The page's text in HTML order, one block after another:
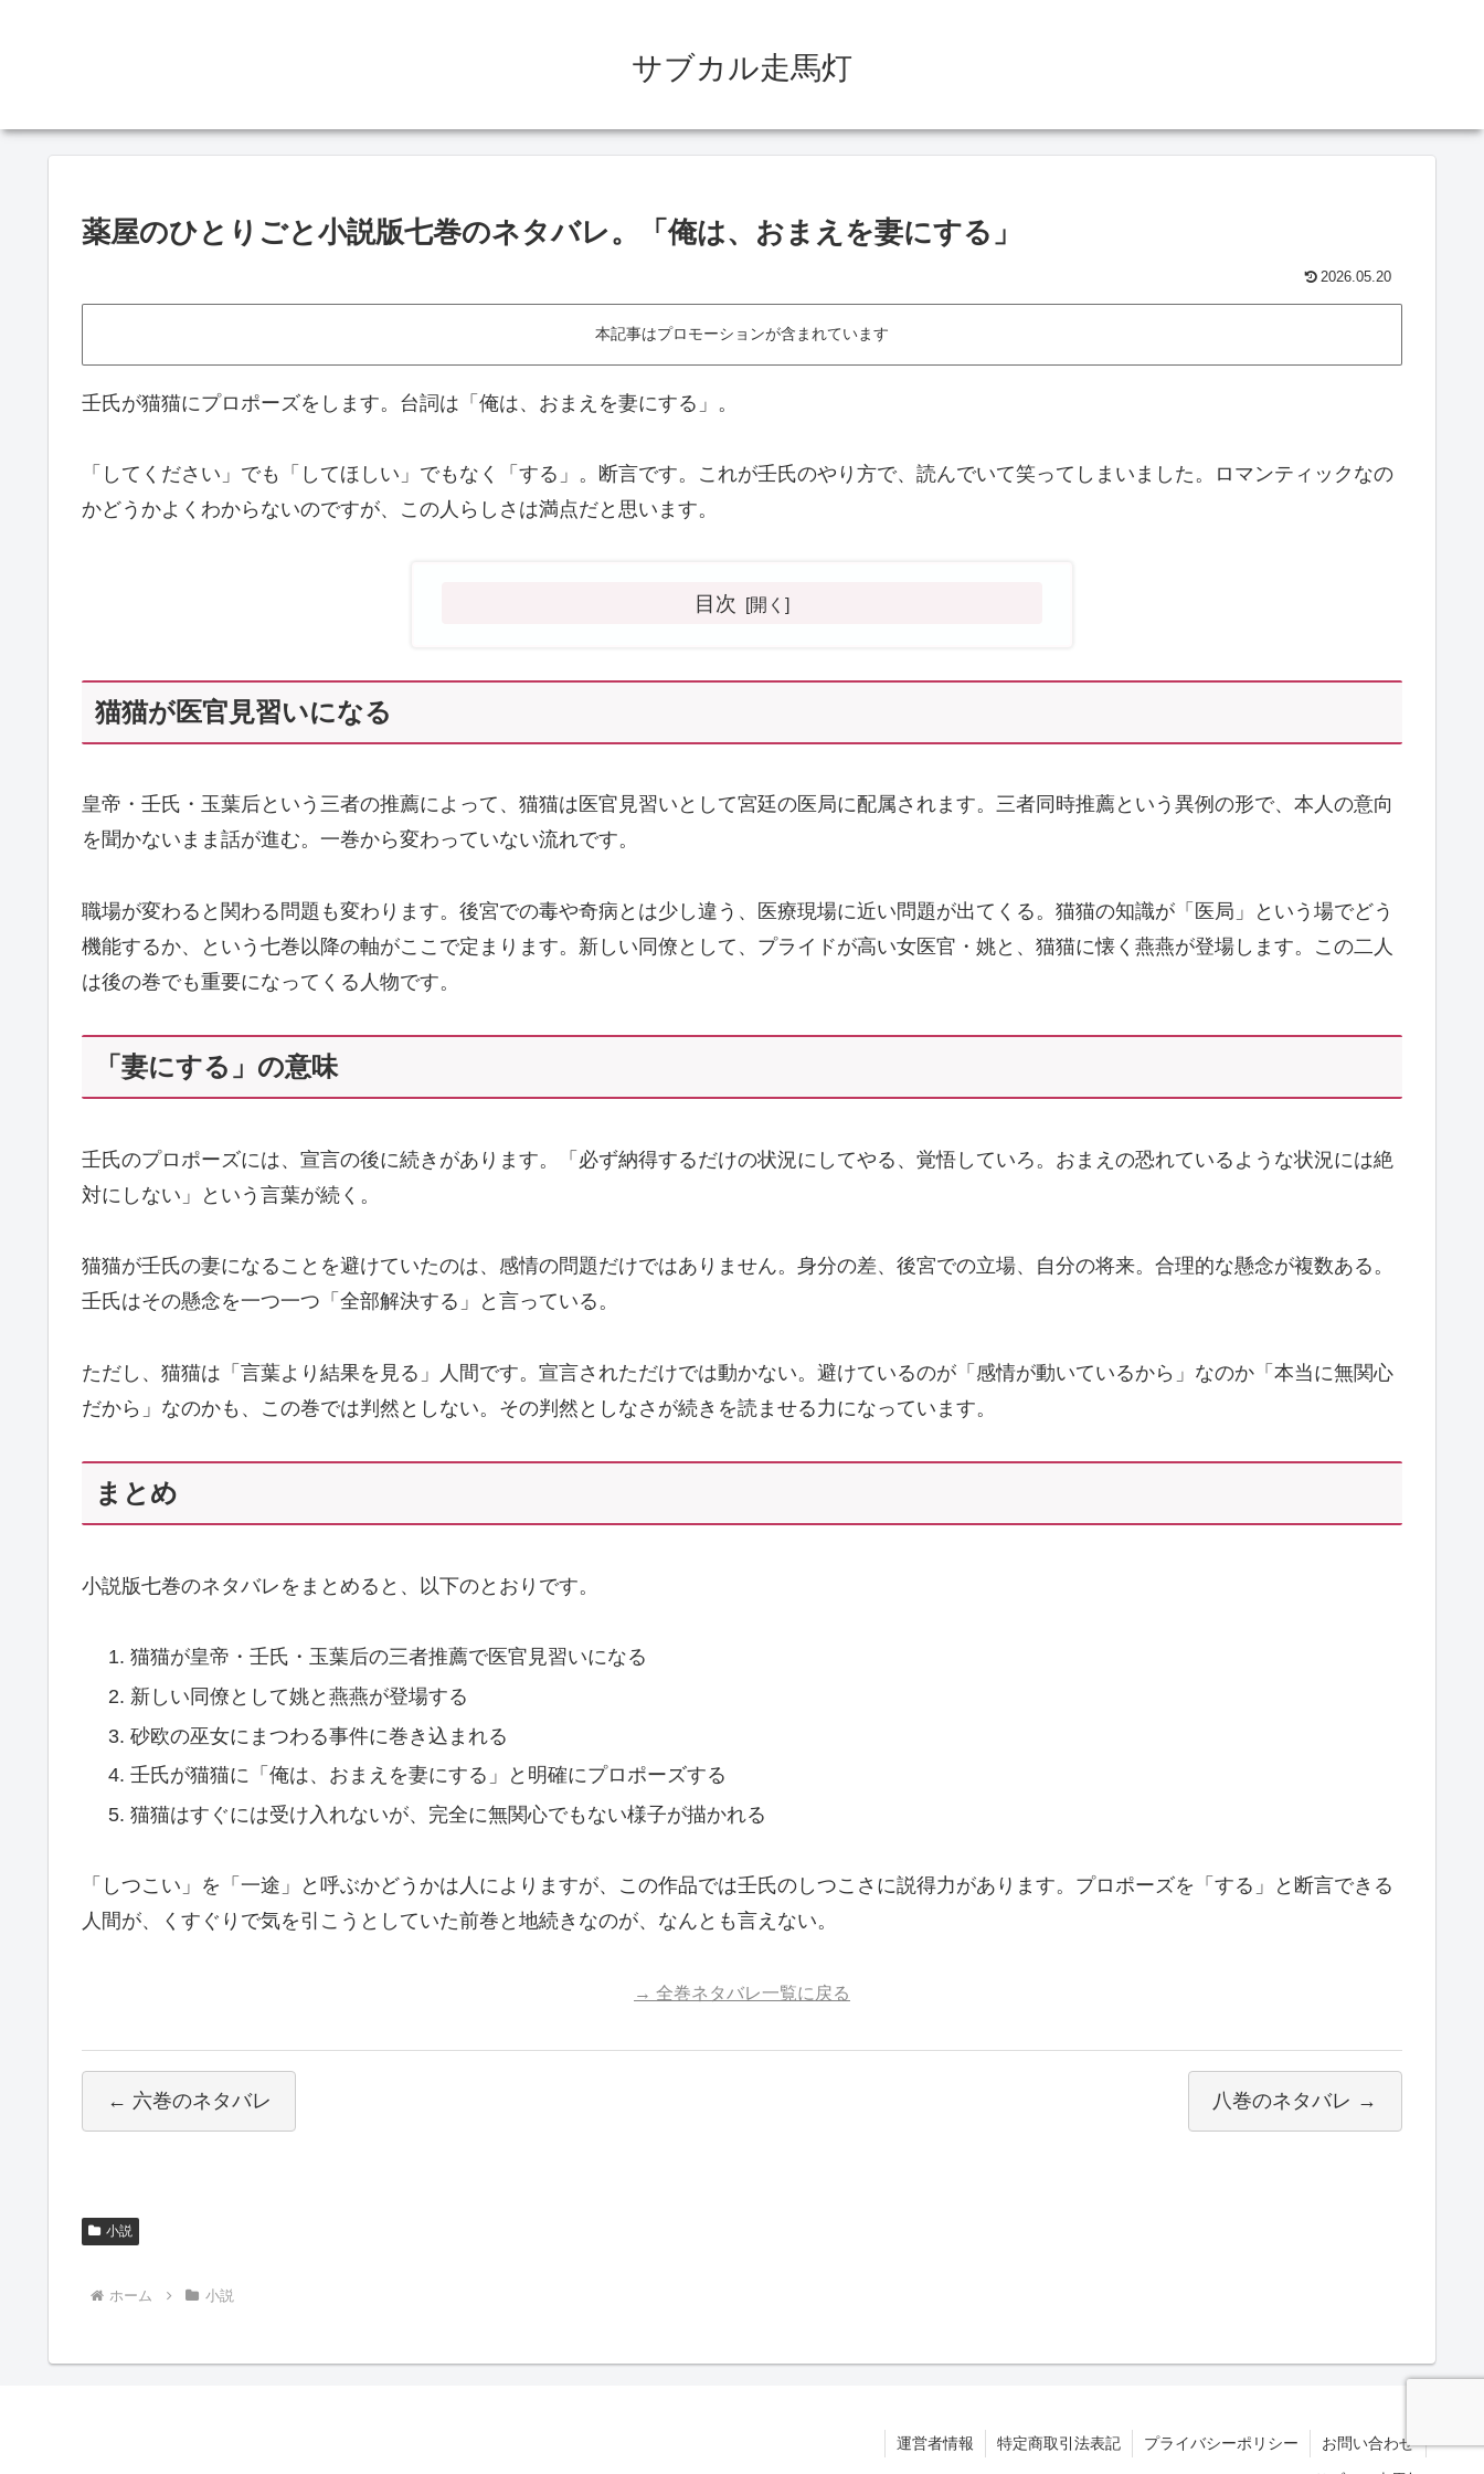
サブカル走馬灯
薬屋のひとりごと小説版七巻のネタバレ。「俺は、おまえを妻にする」
2026.05.20
本記事はプロモーションが含まれています
壬氏が猫猫にプロポーズをします。台詞は「俺は、おまえを妻にする」。
「してください」でも「してほしい」でもなく「する」。断言です。これが壬氏のやり方で、読んでいて笑ってしまいました。ロマンティックなの
かどうかよくわからないのですが、この人らしさは満点だと思います。
目次
猫猫が医官見習いになる
皇帝・壬氏・玉葉后という三者の推薦によって、猫猫は医官見習いとして宮廷の医局に配属されます。三者同時推薦という異例の形で、本人の意向
を聞かないまま話が進む。一巻から変わっていない流れです。
職場が変わると関わる問題も変わります。後宮での毒や奇病とは少し違う、医療現場に近い問題が出てくる。猫猫の知識が「医局」という場でどう
機能するか、という七巻以降の軸がここで定まります。新しい同僚として、プライドが高い女医官・姚と、猫猫に懐く燕燕が登場します。この二人
は後の巻でも重要になってくる人物です。
「妻にする」の意味
壬氏のプロポーズには、宣言の後に続きがあります。「必ず納得するだけの状況にしてやる、覚悟していろ。おまえの恐れているような状況には絶
対にしない」という言葉が続く。
猫猫が壬氏の妻になることを避けていたのは、感情の問題だけではありません。身分の差、後宮での立場、自分の将来。合理的な懸念が複数ある。
壬氏はその懸念を一つ一つ「全部解決する」と言っている。
ただし、猫猫は「言葉より結果を見る」人間です。宣言されただけでは動かない。避けているのが「感情が動いているから」なのか「本当に無関心
だから」なのかも、この巻では判然としない。その判然としなさが続きを読ませる力になっています。
まとめ
小説版七巻のネタバレをまとめると、以下のとおりです。
猫猫が皇帝・壬氏・玉葉后の三者推薦で医官見習いになる
新しい同僚として姚と燕燕が登場する
砂欧の巫女にまつわる事件に巻き込まれる
壬氏が猫猫に「俺は、おまえを妻にする」と明確にプロポーズする
猫猫はすぐには受け入れないが、完全に無関心でもない様子が描かれる
「しつこい」を「一途」と呼ぶかどうかは人によりますが、この作品では壬氏のしつこさに説得力があります。プロポーズを「する」と断言できる
人間が、くすぐりで気を引こうとしていた前巻と地続きなのが、なんとも言えない。
→ 全巻ネタバレ一覧に戻る
← 六巻のネタバレ 八巻のネタバレ →
小説
ホーム 小説
運営者情報 特定商取引法表記 プライバシーポリシー お問い合わせ